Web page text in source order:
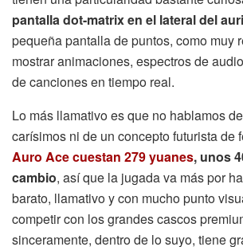
pantalla dot-matrix en el lateral del
pequeña pantalla de puntos, como muy
mostrar animaciones, espectros de
de canciones en tiempo real.
Lo más llamativo es que no hablamos
carísimos ni de un concepto futurista de
Auro Ace cuestan 279 yuanes, unos
cambio, así que la jugada va más por
barato, llamativo y con mucho punto
competir con los grandes cascos
sinceramente, dentro de lo suyo, tiene